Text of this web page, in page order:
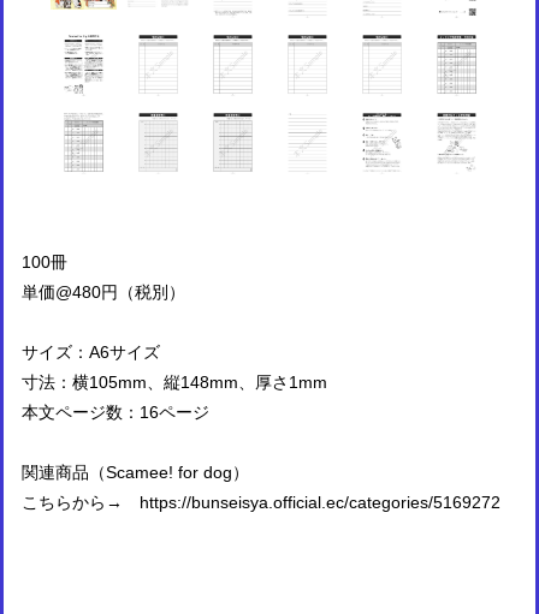
100冊
単価@480円（税別）
サイズ：A6サイズ
寸法：横105mm、縦148mm、厚さ1mm
本文ページ数：16ページ
関連商品（Scamee! for dog）
こちらから→ https://bunseisya.official.ec/categories/5169272